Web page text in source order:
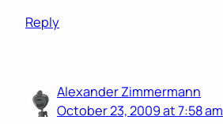
Reply
Alexander Zimmermann
October 23, 2009 at 7:58 am